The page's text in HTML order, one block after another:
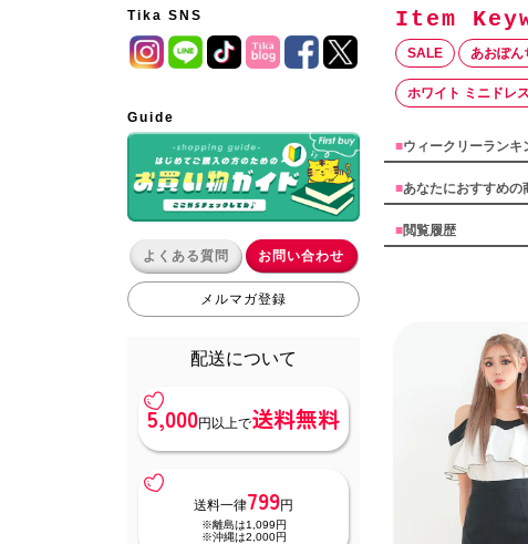
Tika SNS
Guide
よくある質問 お問い合わせ
メルマガ登録
配送について
5,000円以上で送料無料
送料一律799円
※離島は1,099円
※沖縄は2,000円
SALE あおぽん
ホワイト ミニドレス
■ウィークリーランキ
■あなたにおすすめの
■閲覧履歴